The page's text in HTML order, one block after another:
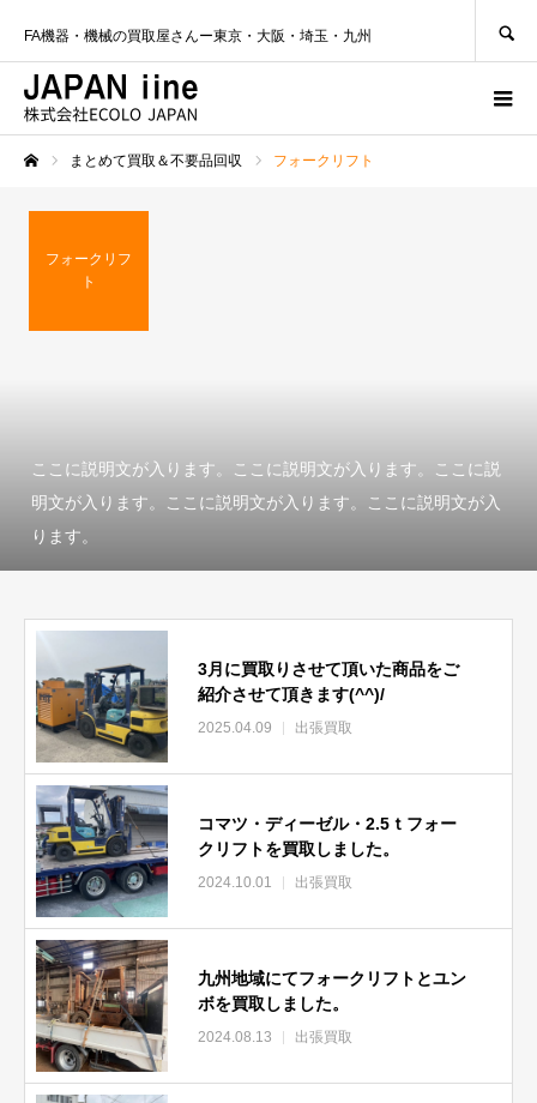
FA機器・機械の買取屋さんー東京・大阪・埼玉・九州
まとめて買取＆不要品回収 フォークリフト
フォークリフ
ト
ここに説明文が入ります。ここに説明文が入ります。ここに説
明文が入ります。ここに説明文が入ります。ここに説明文が入
ります。
3月に買取りさせて頂いた商品をご
紹介させて頂きます(^^)/
2025.04.09 出張買取
コマツ・ディーゼル・2.5ｔフォー
クリフトを買取しました。
2024.10.01 出張買取
九州地域にてフォークリフトとユン
ボを買取しました。
2024.08.13 出張買取